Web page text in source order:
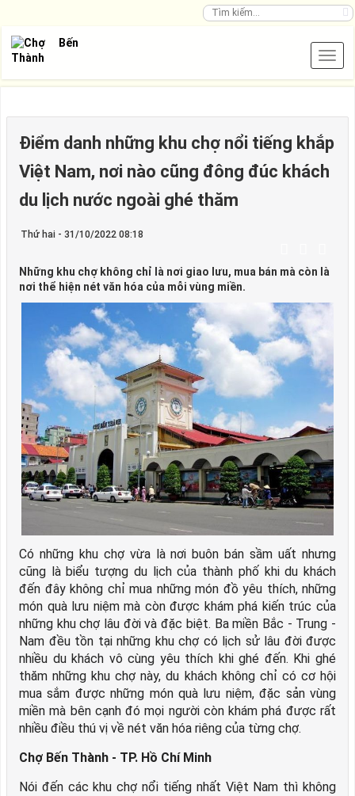
Điểm danh những khu chợ nổi tiếng khắp
Việt Nam, nơi nào cũng đông đúc khách
du lịch nước ngoài ghé thăm
Thứ hai - 31/10/2022 08:18
Những khu chợ không chỉ là nơi giao lưu, mua bán mà còn là
nơi thể hiện nét văn hóa của mỗi vùng miền.
Có những khu chợ vừa là nơi buôn bán sầm uất nhưng
cũng là biểu tượng du lịch của thành phố khi du khách
đến đây không chỉ mua những món đồ yêu thích, những
món quà lưu niệm mà còn được khám phá kiến trúc của
những khu chợ lâu đời và đặc biệt. Ba miền Bắc - Trung -
Nam đều tồn tại những khu chợ có lịch sử lâu đời được
nhiều du khách vô cùng yêu thích khi ghé đến. Khi ghé
thăm những khu chợ này, du khách không chỉ có cơ hội
mua sắm được những món quà lưu niệm, đặc sản vùng
miền mà bên cạnh đó mọi người còn khám phá được rất
nhiều điều thú vị về nét văn hóa riêng của từng chợ.
Chợ Bến Thành - TP. Hồ Chí Minh
Nói đến các khu chợ nổi tiếng nhất Việt Nam thì không